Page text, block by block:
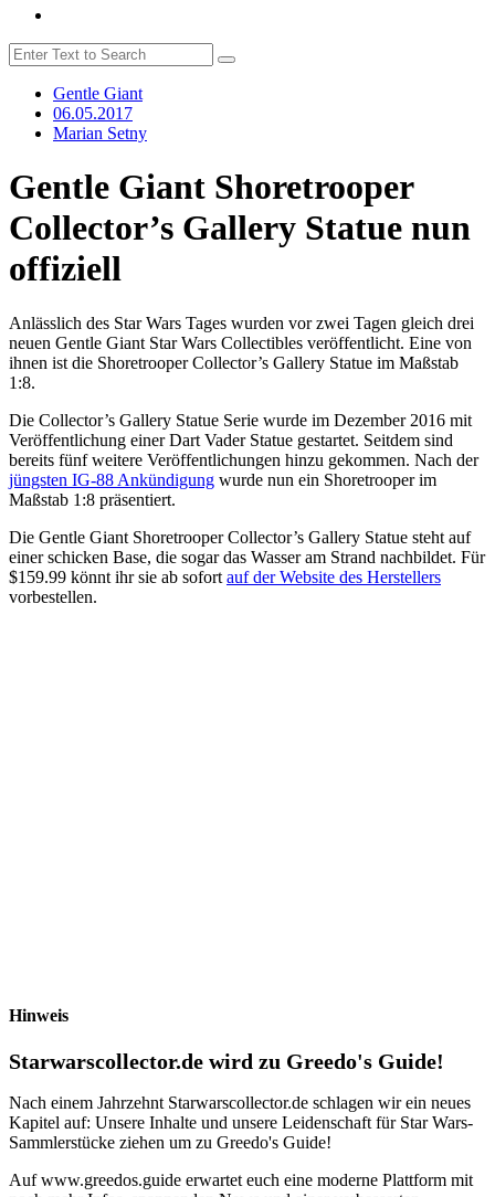
Gentle Giant
06.05.2017
Marian Setny
Gentle Giant Shoretrooper
Collector’s Gallery Statue nun
offiziell
Anlässlich des Star Wars Tages wurden vor zwei Tagen gleich drei
neuen Gentle Giant Star Wars Collectibles veröffentlicht. Eine von
ihnen ist die Shoretrooper Collector’s Gallery Statue im Maßstab
1:8.
Die Collector’s Gallery Statue Serie wurde im Dezember 2016 mit
Veröffentlichung einer Dart Vader Statue gestartet. Seitdem sind
bereits fünf weitere Veröffentlichungen hinzu gekommen. Nach der
jüngsten IG-88 Ankündigung wurde nun ein Shoretrooper im
Maßstab 1:8 präsentiert.
Die Gentle Giant Shoretrooper Collector’s Gallery Statue steht auf
einer schicken Base, die sogar das Wasser am Strand nachbildet. Für
$159.99 könnt ihr sie ab sofort auf der Website des Herstellers
vorbestellen.
Hinweis
Starwarscollector.de wird zu Greedo's Guide!
Nach einem Jahrzehnt Starwarscollector.de schlagen wir ein neues
Kapitel auf: Unsere Inhalte und unsere Leidenschaft für Star Wars-
Sammlerstücke ziehen um zu Greedo's Guide!
Auf www.greedos.guide erwartet euch eine moderne Plattform mit